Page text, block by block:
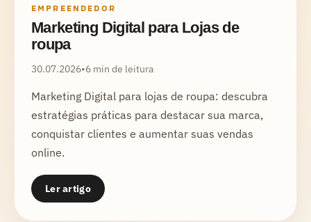
EMPREENDEDOR
Marketing Digital para Lojas de
roupa
30.07.2026•6 min de leitura
Marketing Digital para lojas de roupa: descubra
estratégias práticas para destacar sua marca,
conquistar clientes e aumentar suas vendas
online.
Ler artigo